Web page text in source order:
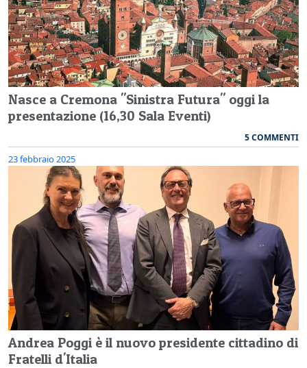
Nasce a Cremona "Sinistra Futura" oggi la
presentazione (16,30 Sala Eventi)
5 COMMENTI
23 febbraio 2025
Andrea Poggi è il nuovo presidente cittadino di
Fratelli d'Italia